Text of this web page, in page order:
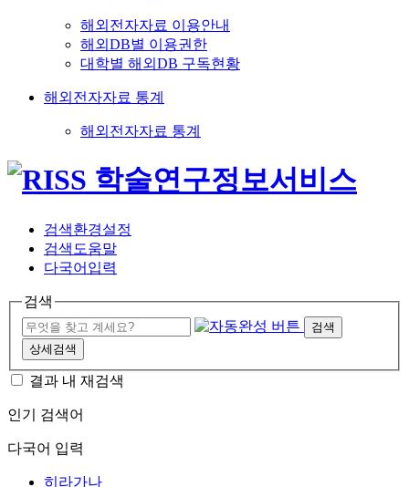
해외전자자료 이용안내
해외DB별 이용권한
대학별 해외DB 구독현황
해외전자자료 통계
해외전자자료 통계
검색환경설정
검색도움말
다국어입력
검색
검색
상세검색
결과 내 재검색
인기 검색어
다국어 입력
히라가나